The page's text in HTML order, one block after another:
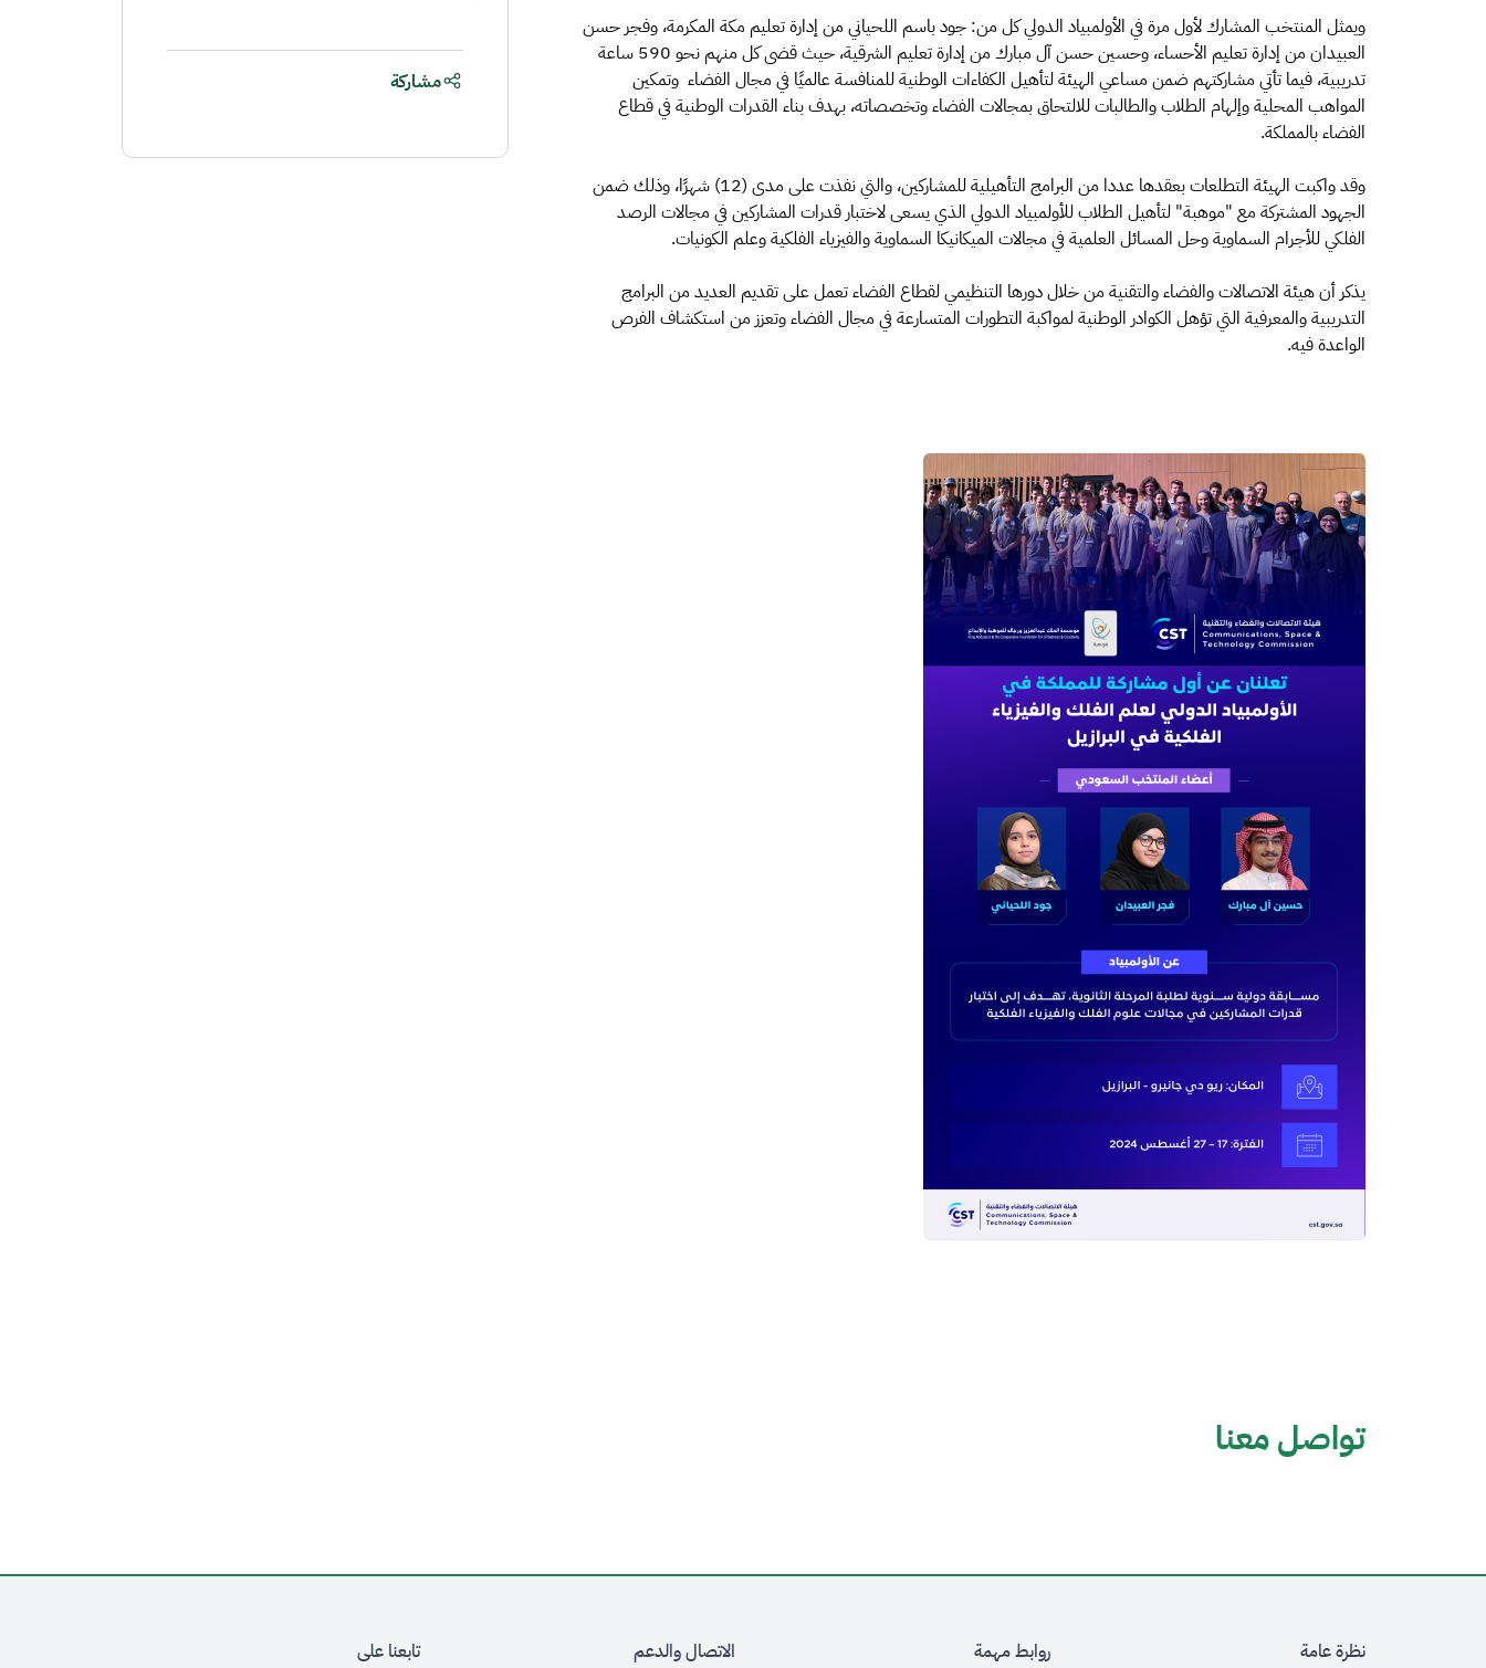
ويمثل المنتخب المشارك لأول مرة في الأولمبياد الدولي كل من: جود باسم اللحياني من إدارة تعليم مكة المكرمة، وفجر حسن
العبيدان من إدارة تعليم الأحساء، وحسين حسن آل مبارك من إدارة تعليم الشرقية، حيث قضى كل منهم نحو 590 ساعة
تدريبية، فيما تأتي مشاركتهم ضمن مساعي الهيئة لتأهيل الكفاءات الوطنية للمنافسة عالميًا في مجال الفضاء وتمكين
المواهب المحلية وإلهام الطلاب والطالبات للالتحاق بمجالات الفضاء وتخصصاته، بهدف بناء القدرات الوطنية في قطاع
الفضاء بالمملكة.
وقد واكبت الهيئة التطلعات بعقدها عددا من البرامج التأهيلية للمشاركين، والتي نفذت على مدى (12) شهرًا، وذلك ضمن
الجهود المشتركة مع "موهبة" لتأهيل الطلاب للأولمبياد الدولي الذي يسعى لاختبار قدرات المشاركين في مجالات الرصد
الفلكي للأجرام السماوية وحل المسائل العلمية في مجالات الميكانيكا السماوية والفيزياء الفلكية وعلم الكونيات.
يذكر أن هيئة الاتصالات والفضاء والتقنية من خلال دورها التنظيمي لقطاع الفضاء تعمل على تقديم العديد من البرامج
التدريبية والمعرفية التي تؤهل الكوادر الوطنية لمواكبة التطورات المتسارعة في مجال الفضاء وتعزز من استكشاف الفرص
الواعدة فيه.
مشاركة
تواصل معنا
نظرة عامة روابط مهمة الاتصال والدعم تابعنا على